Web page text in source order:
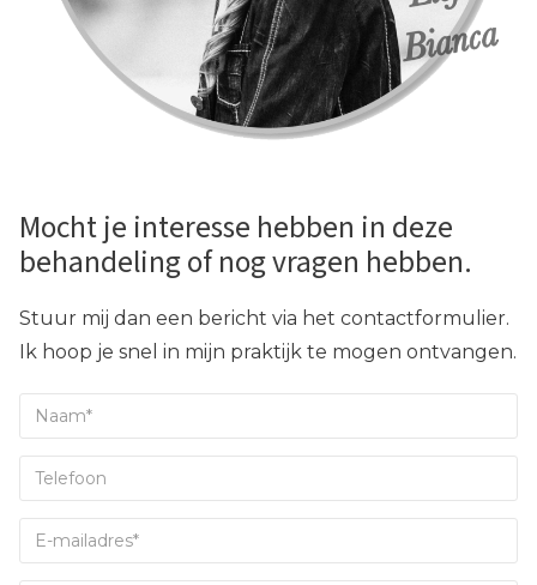
Mocht je interesse hebben in deze
behandeling of nog vragen hebben.
Stuur mij dan een bericht via het contactformulier.
Ik hoop je snel in mijn praktijk te mogen ontvangen.